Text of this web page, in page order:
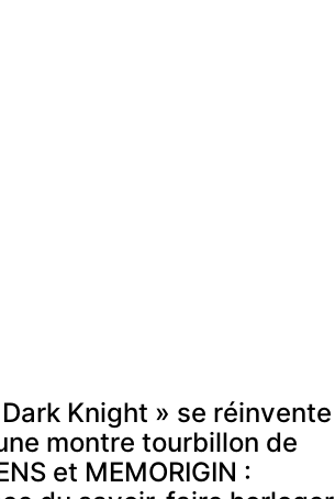
Knight » se réinvente
montre tourbillon de
et MEMORIGIN :